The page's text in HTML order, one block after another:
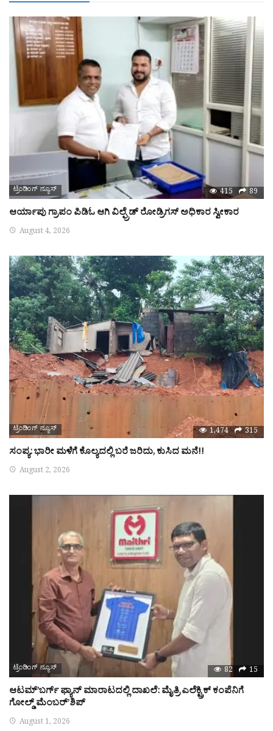
ಟ್ರೆಂಡಿಂಗ್ ನ್ಯೂಸ್ 415 89
ಆರ್ಯಾಪು ಗ್ರಾಪಂ ಪಿಡಿಓ ಆಗಿ ವಿಲ್ಫ್ರೆಡ್ ರೋಡ್ರಿಗಸ್ ಅಧಿಕಾರ ಸ್ವೀಕಾರ
August 4, 2026
ಟ್ರೆಂಡಿಂಗ್ ನ್ಯೂಸ್ 1,474 315
ಸಂಪ್ಯ: ಭಾರೀ ಮಳೆಗೆ ಕೊಲ್ಯದಲ್ಲಿ ಬರೆ ಜರಿದು, ಕುಸಿದ ಮನೆ!!
August 2, 2026
ಟ್ರೆಂಡಿಂಗ್ ನ್ಯೂಸ್ 82 15
ಆಟಮ್’ಬರ್ಗ್ ಫ್ಯಾನ್ ಮಾರಾಟದಲ್ಲಿ ದಾಖಲೆ: ಮೈತ್ರಿ ಎಲೆಕ್ಟ್ರಿಕ್ ಕಂಪೆನಿಗೆ
ಗೋಲ್ಡ್ ಮೆಂಬರ್’ಶಿಪ್
August 1, 2026